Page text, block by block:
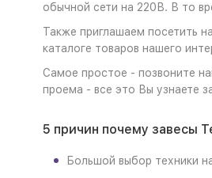
обычной сети на 220В. В то
Также приглашаем посетить
каталоге товаров нашего
Самое простое - позвоните
проема - все это Вы узнаете
5 причин почему завесы
Большой выбор техники